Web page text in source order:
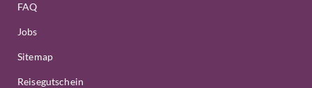
FAQ
Jobs
Sitemap
Reisegutschein